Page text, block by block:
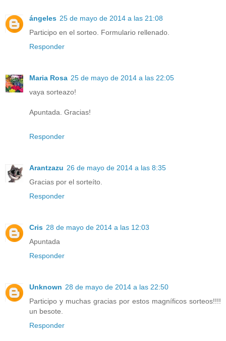
ángeles 25 de mayo de 2014 a las 21:08
Participo en el sorteo. Formulario rellenado.
Responder
Maria Rosa 25 de mayo de 2014 a las 22:05
vaya sorteazo!
Apuntada. Gracias!
Responder
Arantzazu 26 de mayo de 2014 a las 8:35
Gracias por el sorteíto.
Responder
Cris 28 de mayo de 2014 a las 12:03
Apuntada
Responder
Unknown 28 de mayo de 2014 a las 22:50
Participo y muchas gracias por estos magníficos sorteos!!!!
un besote.
Responder